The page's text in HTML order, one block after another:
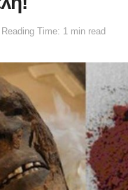
Reading Time: 1 min read